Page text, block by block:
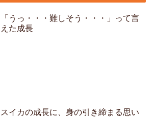
「うっ・・・難しそう・・・」って言
えた成長
スイカの成長に、身の引き締まる思い